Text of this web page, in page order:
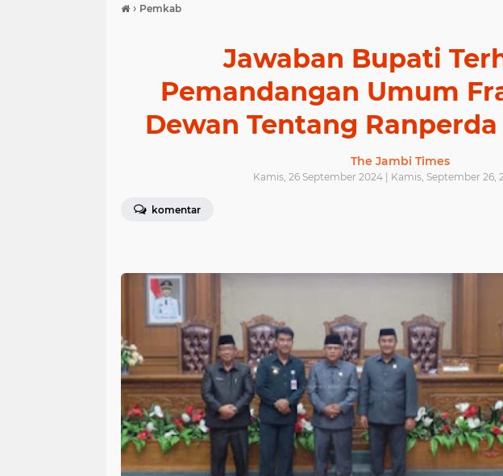
› Pemkab
Jawaban Bupati
Pemandangan Umum
Dewan Tentang Ranperda
The Jambi Times
Kamis, 26 September 2024 | Kamis, September 26,
komentar